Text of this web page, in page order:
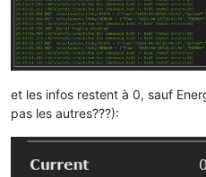
et les infos restent à 0, sauf
pas les autres???):